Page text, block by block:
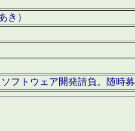
き）
フトウェア開発請負。随時